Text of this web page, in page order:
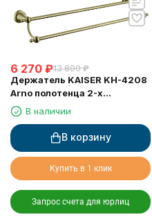
6 270 ₽13 800 ₽
Держатель KAISER KH-4208
Arno полотенца 2-х
уровневый 63 см
В наличии
В корзину
Купить в 1 клик
Запрос счета для юрлиц